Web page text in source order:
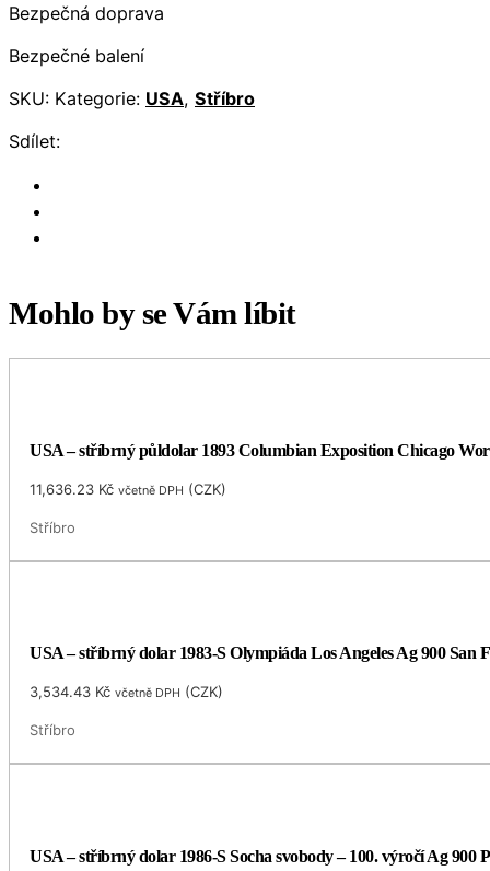
Bezpečná doprava
Bezpečné balení
SKU: Kategorie: USA, Stříbro
Sdílet:
Mohlo by se Vám líbit
USA – stříbrný půldolar 1893 Columbian Exposition Chicago
11,636.23 Kč včetně DPH (CZK)
Stříbro
USA – stříbrný dolar 1983-S Olympiáda Los Angeles Ag 900 San
3,534.43 Kč včetně DPH (CZK)
Stříbro
USA – stříbrný dolar 1986-S Socha svobody – 100. výročí Ag 900